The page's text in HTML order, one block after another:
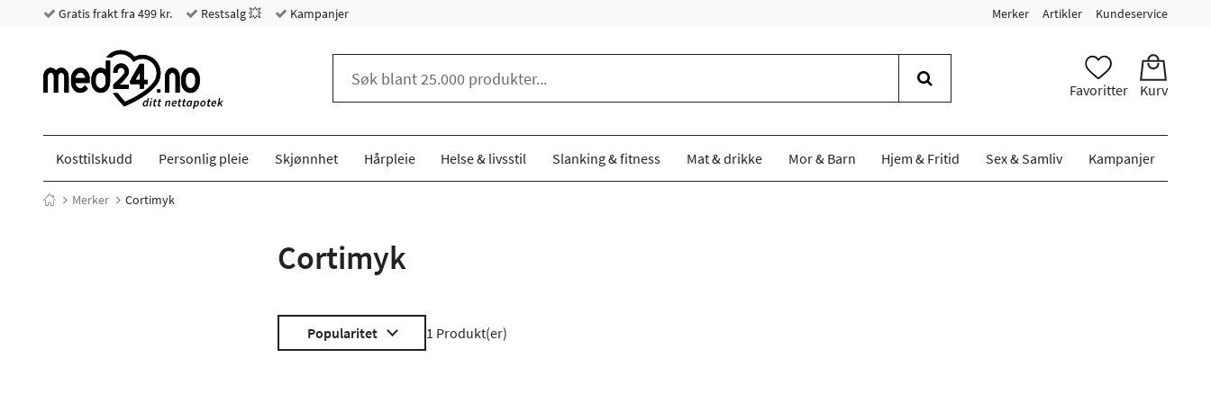
Gratis frakt fra 499 kr. Restsalg 💥 Kampanjer Merker Artikler Kundeservice
Favoritter Kurv
Kosttilskudd Personlig pleie Skjønnhet Hårpleie Helse & livsstil Slanking & fitness Mat & drikke Mor & Barn Hjem & Fritid Sex & Samliv Kampanjer
Merker Cortimyk
Cortimyk
Popularitet 1 Produkt(er)